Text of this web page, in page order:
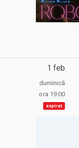
1 feb
duminică
ora 19:00
expirat